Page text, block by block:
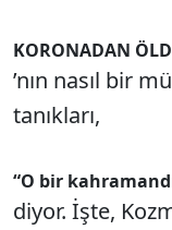
KORONADAN
’nın nasıl bir
tanıkları,
“O bir
diyor. İşte,